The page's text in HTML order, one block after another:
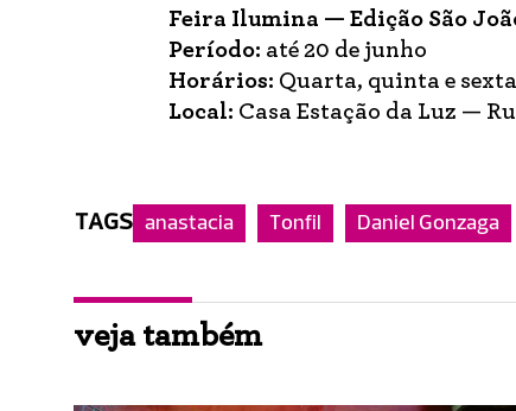
Feira Ilumina — Edição São
Período: até 20 de junho
Horários: Quarta, quinta e
Local: Casa Estação da Luz —
TAGS anastacia Tonfil Daniel Gonzaga
veja também